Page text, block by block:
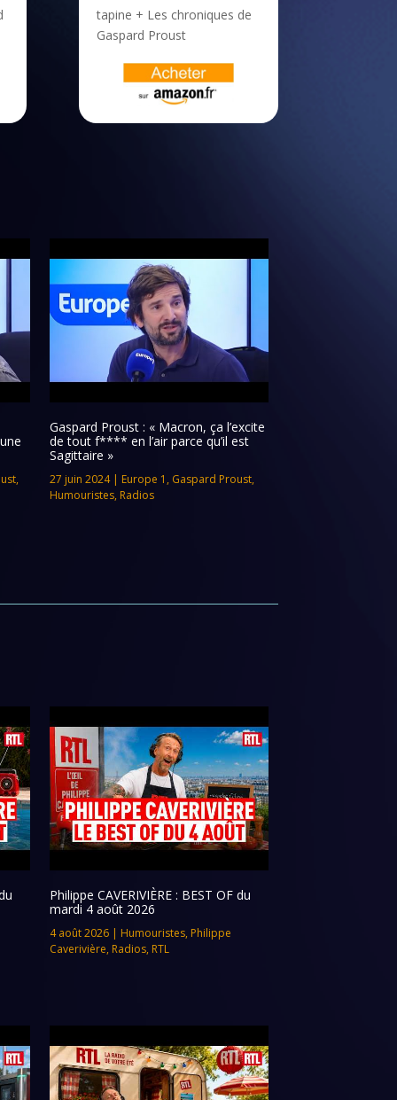
tapine + Les chroniques de
Gaspard Proust
,
Gaspard Proust : « Macron, ça l’excite
de tout f**** en l’air parce qu’il est
Sagittaire »
27 juin 2024| Europe 1 , Gaspard Proust,
Humouristes, Radios
Philippe CAVERIVIÈRE : BEST OF du
mardi 4 août 2026
4 août 2026| Humouristes, Philippe
Caverivière, Radios, RTL